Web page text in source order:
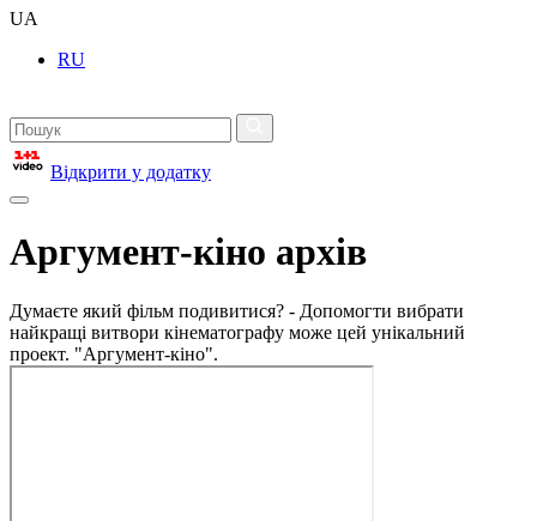
UA
RU
Відкрити у додатку
Аргумент-кіно архів
Думаєте який фільм подивитися? - Допомогти вибрати
найкращі витвори кінематографу може цей унікальний
проект. "Аргумент-кіно".